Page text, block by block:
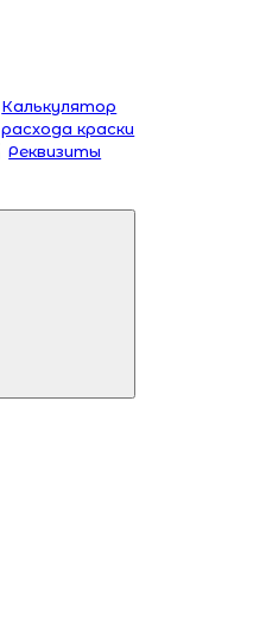
Калькулятор
расхода краски
Реквизиты